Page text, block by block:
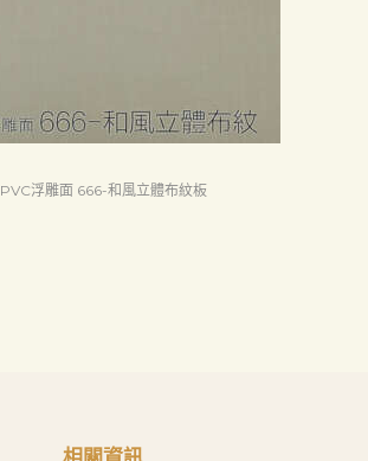
PVC浮雕面 666-和風立體布紋板